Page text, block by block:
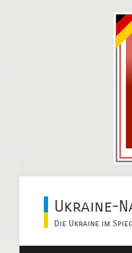
Ukraine-
Die Ukraine im